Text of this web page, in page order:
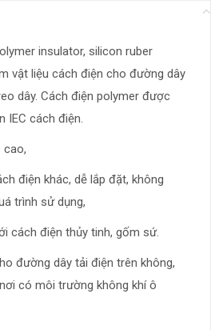
insulator, silicon ruber
vật liệu cách điện cho đường dây
dây. Cách điện polymer được
IEC cách điện.
cao,
điện khác, dễ lắp đặt, không
trình sử dụng,
cách điện thủy tinh, gốm sứ.
đường dây tải điện trên không,
có môi trường không khí ô